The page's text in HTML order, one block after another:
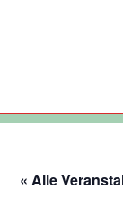
« Alle